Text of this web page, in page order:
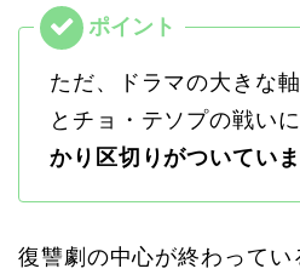
ただ、ドラマの大きな
とチョ・テソプの戦い
かり区切りがついていま
復讐劇の中心が終わって